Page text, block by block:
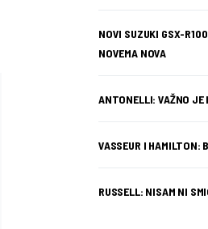
NOVI SUZUKI GSX-
NOVEMA NOVA
ANTONELLI: VAŽNO JE
VASSEUR I HAMILTON:
RUSSELL: NISAM NI